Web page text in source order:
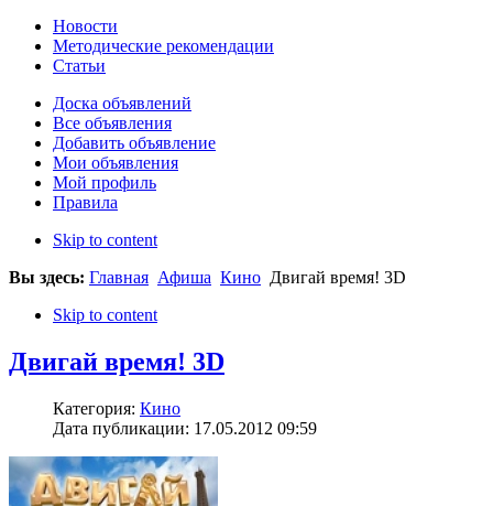
Новости
Методические рекомендации
Статьи
Доска объявлений
Все объявления
Добавить объявление
Мои объявления
Мой профиль
Правила
Skip to content
Вы здесь: Главная Афиша Кино Двигай время! 3D
Skip to content
Двигай время! 3D
Категория: Кино
Дата публикации: 17.05.2012 09:59